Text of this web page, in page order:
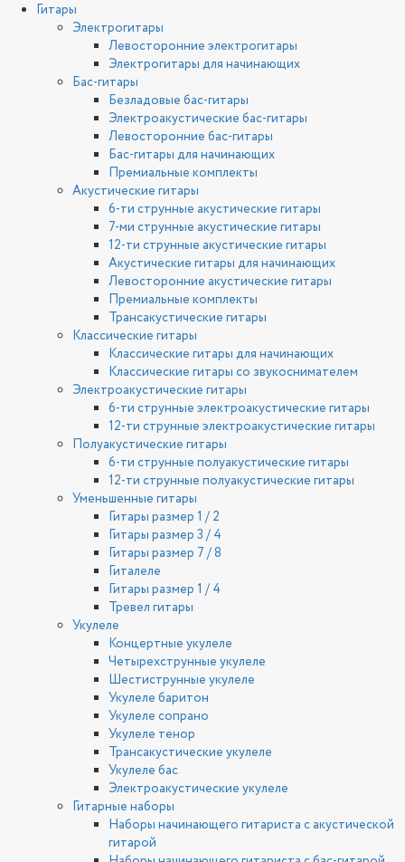
Гитары
Электрогитары
Левосторонние электрогитары
Электрогитары для начинающих
Бас-гитары
Безладовые бас-гитары
Электроакустические бас-гитары
Левосторонние бас-гитары
Бас-гитары для начинающих
Премиальные комплекты
Акустические гитары
6-ти струнные акустические гитары
7-ми струнные акустические гитары
12-ти струнные акустические гитары
Акустические гитары для начинающих
Левосторонние акустические гитары
Премиальные комплекты
Трансакустические гитары
Классические гитары
Классические гитары для начинающих
Классические гитары со звукоснимателем
Электроакустические гитары
6-ти струнные электроакустические гитары
12-ти струнные электроакустические гитары
Полуакустические гитары
6-ти струнные полуакустические гитары
12-ти струнные полуакустические гитары
Уменьшенные гитары
Гитары размер 1 / 2
Гитары размер 3 / 4
Гитары размер 7 / 8
Гиталеле
Гитары размер 1 / 4
Тревел гитары
Укулеле
Концертные укулеле
Четырехструнные укулеле
Шестиструнные укулеле
Укулеле баритон
Укулеле сопрано
Укулеле тенор
Трансакустические укулеле
Укулеле бас
Электроакустические укулеле
Гитарные наборы
Наборы начинающего гитариста с акустической
гитарой